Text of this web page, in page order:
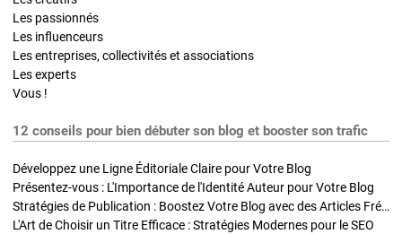
Les passionnés
Les influenceurs
Les entreprises, collectivités et associations
Les experts
Vous !
12 conseils pour bien débuter son blog et booster son trafic
Développez une Ligne Éditoriale Claire pour Votre Blog
Présentez-vous : L'Importance de l'Identité Auteur pour Votre Blog
Stratégies de Publication : Boostez Votre Blog avec des Articles Fréquents et Exclusifs
L'Art de Choisir un Titre Efficace : Stratégies Modernes pour le SEO